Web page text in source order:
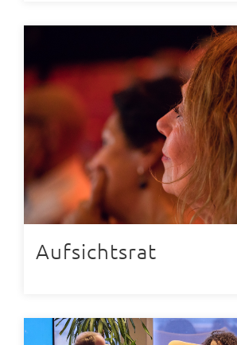
Aufsichtsrat